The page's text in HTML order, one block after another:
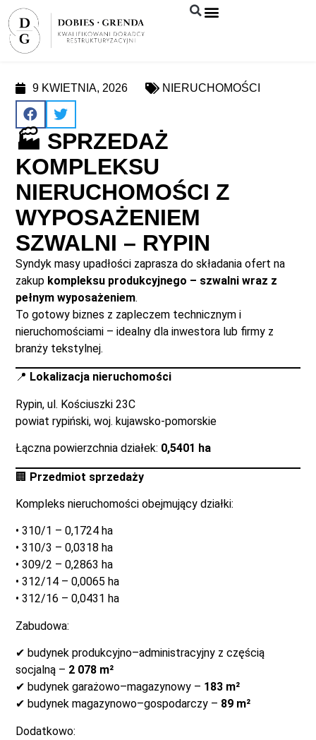
9 KWIETNIA, 2026 NIERUCHOMOŚCI
🏭 SPRZEDAŻ
KOMPLEKSU
NIERUCHOMOŚCI Z
WYPOSAŻENIEM
SZWALNI – RYPIN
Syndyk masy upadłości zaprasza do składania ofert na
zakup kompleksu produkcyjnego – szwalni wraz z
pełnym wyposażeniem.
To gotowy biznes z zapleczem technicznym i
nieruchomościami – idealny dla inwestora lub firmy z
branży tekstylnej.
📍 Lokalizacja nieruchomości
Rypin, ul. Kościuszki 23C
powiat rypiński, woj. kujawsko-pomorskie
Łączna powierzchnia działek: 0,5401 ha
🏢 Przedmiot sprzedaży
Kompleks nieruchomości obejmujący działki:
• 310/1 – 0,1724 ha
• 310/3 – 0,0318 ha
• 309/2 – 0,2863 ha
• 312/14 – 0,0065 ha
• 312/16 – 0,0431 ha
Zabudowa:
✔ budynek produkcyjno–administracyjny z częścią
socjalną – 2 078 m²
✔ budynek garażowo–magazynowy – 183 m²
✔ budynek magazynowo–gospodarczy – 89 m²
Dodatkowo: